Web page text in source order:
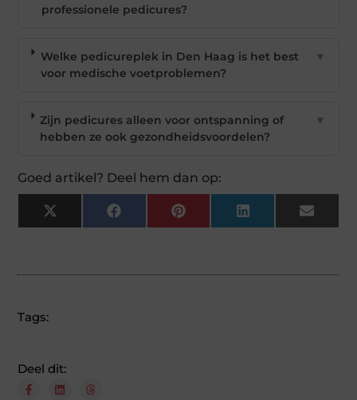
professionele pedicures?
Welke pedicureplek in Den Haag is het best
voor medische voetproblemen?
▼
Zijn pedicures alleen voor ontspanning of
hebben ze ook gezondheidsvoordelen?
▼
Goed artikel? Deel hem dan op:
X
(Twitter)
Facebook Pinterest LinkedIn Email
Tags:
Deel dit: